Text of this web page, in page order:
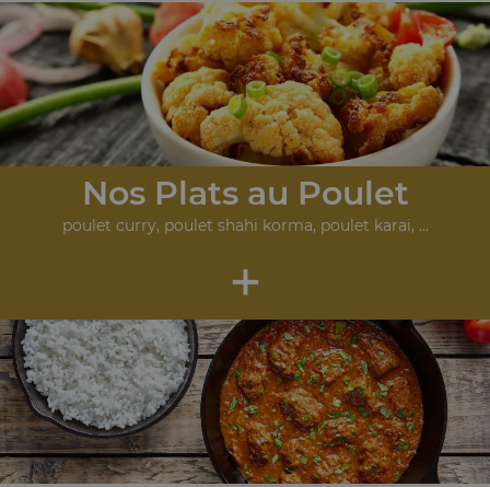
Nos Plats au Poulet
poulet curry, poulet shahi korma, poulet karai, ...
+